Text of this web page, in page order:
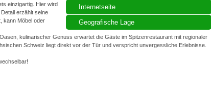
Internetseite
Geografische Lage
einzigartig. Hier wird
erzählt seine
kann Möbel oder
kulinarischer Genuss erwartet die Gäste im Spitzenrestaurant mit regionaler
Schweiz liegt direkt vor der Tür und verspricht unvergessliche Erlebnisse.